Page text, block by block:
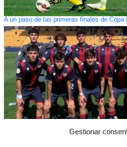
Gestionar
A un paso de las primeras finales de Copa